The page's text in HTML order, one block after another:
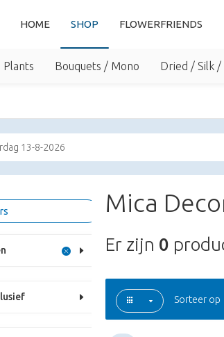
HOME SHOP FLOWERFRIENDS
Plants Bouquets / Mono Dried / Silk /
13-8-2026
Mica
Er zijn 0
Sorteer op